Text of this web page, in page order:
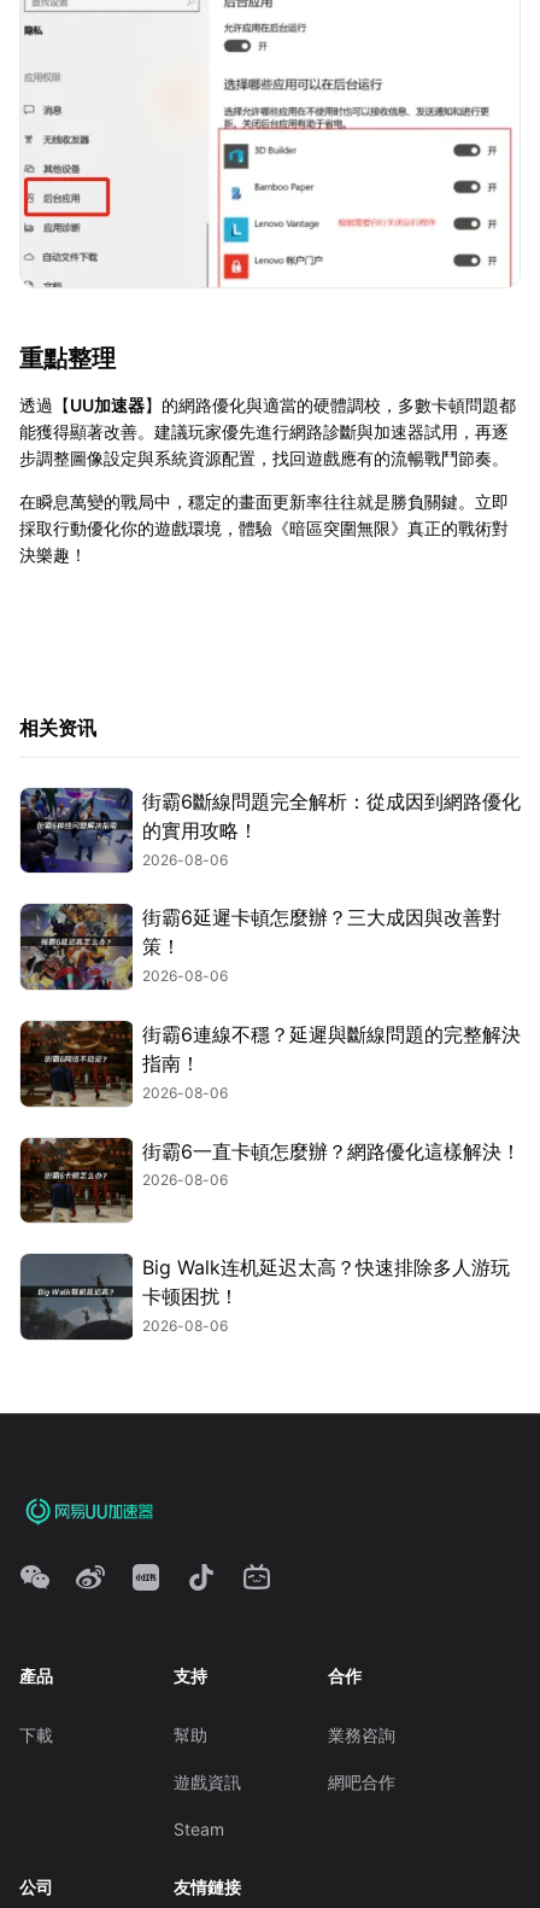
重點整理
透過【UU加速器】的網路優化與適當的硬體調校，多數卡頓問題都
能獲得顯著改善。建議玩家優先進行網路診斷與加速器試用，再逐
步調整圖像設定與系統資源配置，找回遊戲應有的流暢戰鬥節奏。
在瞬息萬變的戰局中，穩定的畫面更新率往往就是勝負關鍵。立即
採取行動優化你的遊戲環境，體驗《暗區突圍無限》真正的戰術對
決樂趣！
相关资讯
街霸6斷線問題完全解析：從成因到網路優化
的實用攻略！
2026-08-06
街霸6延遲卡頓怎麼辦？三大成因與改善對
策！
2026-08-06
街霸6連線不穩？延遲與斷線問題的完整解決
指南！
2026-08-06
街霸6一直卡頓怎麼辦？網路優化這樣解決！
2026-08-06
Big Walk连机延迟太高？快速排除多人游玩
卡顿困扰！
2026-08-06
產品
下載
支持
幫助
遊戲資訊
Steam
合作
業務咨詢
網吧合作
公司 友情鏈接